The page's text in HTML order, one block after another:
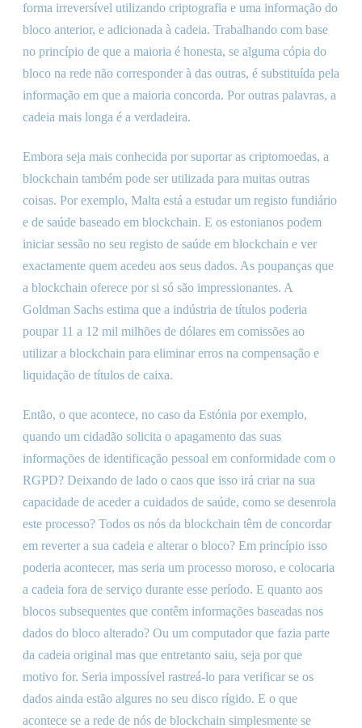
forma irreversível utilizando criptografia e uma informação do
bloco anterior, e adicionada à cadeia. Trabalhando com base
no princípio de que a maioria é honesta, se alguma cópia do
bloco na rede não corresponder à das outras, é substituída pela
informação em que a maioria concorda. Por outras palavras, a
cadeia mais longa é a verdadeira.
Embora seja mais conhecida por suportar as criptomoedas, a
blockchain também pode ser utilizada para muitas outras
coisas. Por exemplo, Malta está a estudar um registo fundiário
e de saúde baseado em blockchain. E os estonianos podem
iniciar sessão no seu registo de saúde em blockchain e ver
exactamente quem acedeu aos seus dados. As poupanças que
a blockchain oferece por si só são impressionantes. A
Goldman Sachs estima que a indústria de títulos poderia
poupar 11 a 12 mil milhões de dólares em comissões ao
utilizar a blockchain para eliminar erros na compensação e
liquidação de títulos de caixa.
Então, o que acontece, no caso da Estónia por exemplo,
quando um cidadão solicita o apagamento das suas
informações de identificação pessoal em conformidade com o
RGPD? Deixando de lado o caos que isso irá criar na sua
capacidade de aceder a cuidados de saúde, como se desenrola
este processo? Todos os nós da blockchain têm de concordar
em reverter a sua cadeia e alterar o bloco? Em princípio isso
poderia acontecer, mas seria um processo moroso, e colocaria
a cadeia fora de serviço durante esse período. E quanto aos
blocos subsequentes que contêm informações baseadas nos
dados do bloco alterado? Ou um computador que fazia parte
da cadeia original mas que entretanto saiu, seja por que
motivo for. Seria impossível rastreá-lo para verificar se os
dados ainda estão algures no seu disco rígido. E o que
acontece se a rede de nós de blockchain simplesmente se